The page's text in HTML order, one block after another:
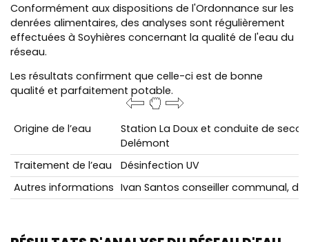
Conformément aux dispositions de l'Ordonnance sur les
denrées alimentaires, des analyses sont régulièrement
effectuées à Soyhières concernant la qualité de l'eau du
réseau.
Les résultats confirment que celle-ci est de bonne
qualité et parfaitement potable.
Origine de l’eau
Station La Doux et conduite de
Delémont
Traitement de l’eau
Désinfection UV
Autres informations Ivan Santos conseiller communal,